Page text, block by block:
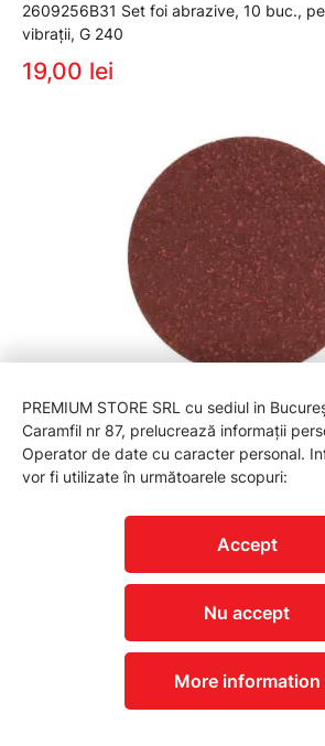
2609256B31 Set foi abrazive, 10 buc.,
vibraţii, G 240
19,00 lei
2609256B36 Set foi abrazive, 5 buc.,
unghiular, G 40
17,00 lei
PREMIUM STORE SRL cu sediul in
Caramfil nr 87, prelucrează informații
Operator de date cu caracter personal.
vor fi utilizate în următoarele scopuri:
Accept
Nu accept
More information